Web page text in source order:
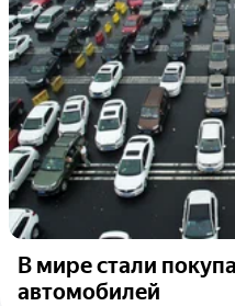
В мире стали
автомобилей